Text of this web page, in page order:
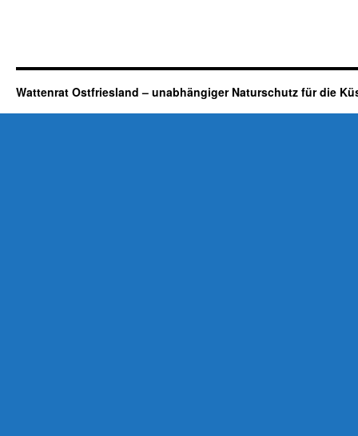
Wattenrat Ostfriesland – unabhängiger Naturschutz für die